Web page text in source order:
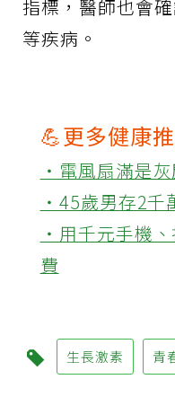
指標，醫師也會
等疾病。
💪更多健康
‧電風扇滿是灰
‧45歲男存2千
‧用千元手機、
費
生長激素 青